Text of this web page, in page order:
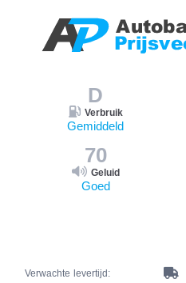
D
Verbruik
Gemiddeld
70
Geluid
Goed
Verwachte levertijd: